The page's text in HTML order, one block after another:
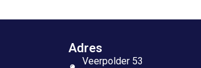
Adres
Veerpolder 53